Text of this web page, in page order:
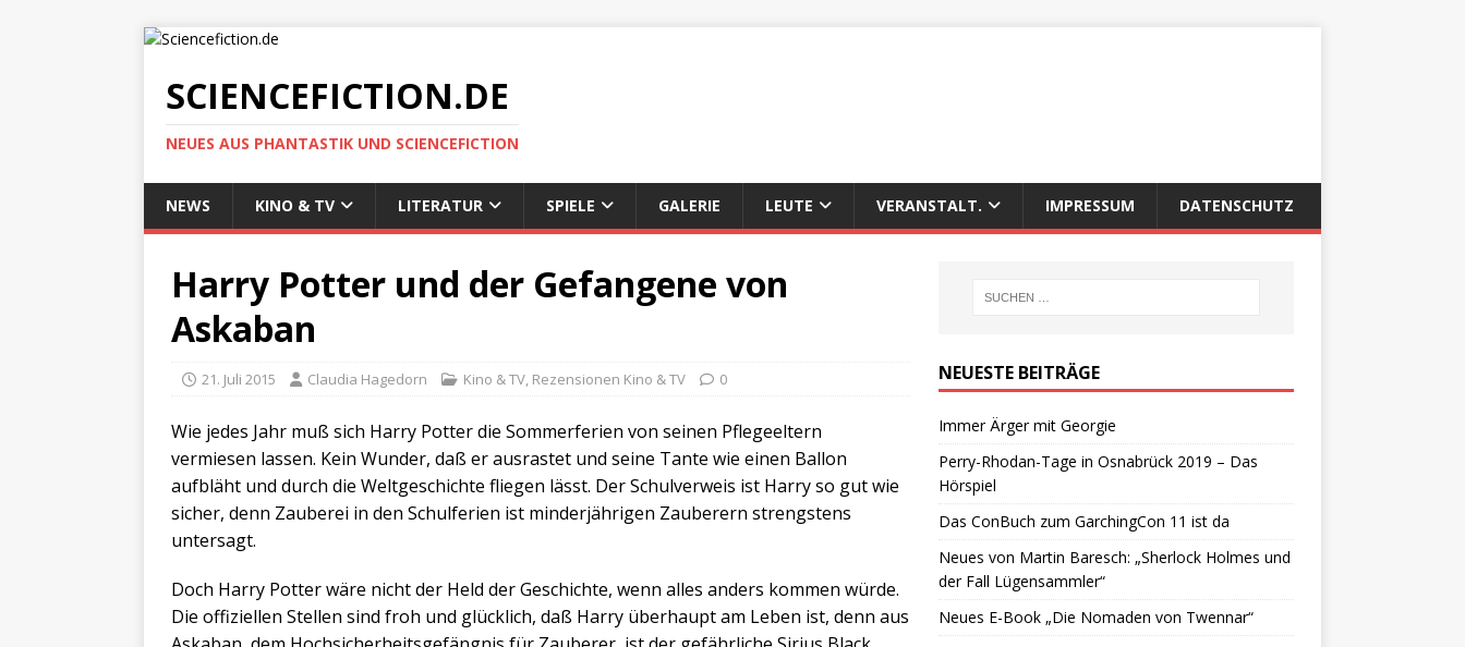
SCIENCEFICTION.DE
NEUES AUS PHANTASTIK UND SCIENCEFICTION
NEWS KINO & TV LITERATUR SPIELE GALERIE LEUTE VERANSTALT. IMPRESSUM DATENSCHUTZ
Harry Potter und der Gefangene von
Askaban
21. Juli 2015 Claudia Hagedorn Kino & TV, Rezensionen Kino & TV 0
Wie jedes Jahr muß sich Harry Potter die Sommerferien von seinen Pflegeeltern
vermiesen lassen. Kein Wunder, daß er ausrastet und seine Tante wie einen Ballon
aufbläht und durch die Weltgeschichte fliegen lässt. Der Schulverweis ist Harry so gut wie
sicher, denn Zauberei in den Schulferien ist minderjährigen Zauberern strengstens
untersagt.
Doch Harry Potter wäre nicht der Held der Geschichte, wenn alles anders kommen würde.
Die offiziellen Stellen sind froh und glücklich, daß Harry überhaupt am Leben ist, denn aus
NEUESTE BEITRÄGE
Immer Ärger mit Georgie
Perry-Rhodan-Tage in Osnabrück 2019 – Das
Hörspiel
Das ConBuch zum GarchingCon 11 ist da
Neues von Martin Baresch: „Sherlock Holmes und
der Fall Lügensammler“
Neues E-Book „Die Nomaden von Twennar“